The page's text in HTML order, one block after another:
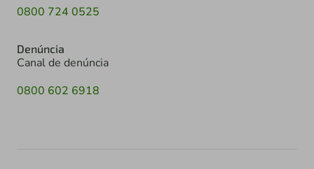
0800 724 0525
Denúncia
Canal de denúncia
0800 602 6918